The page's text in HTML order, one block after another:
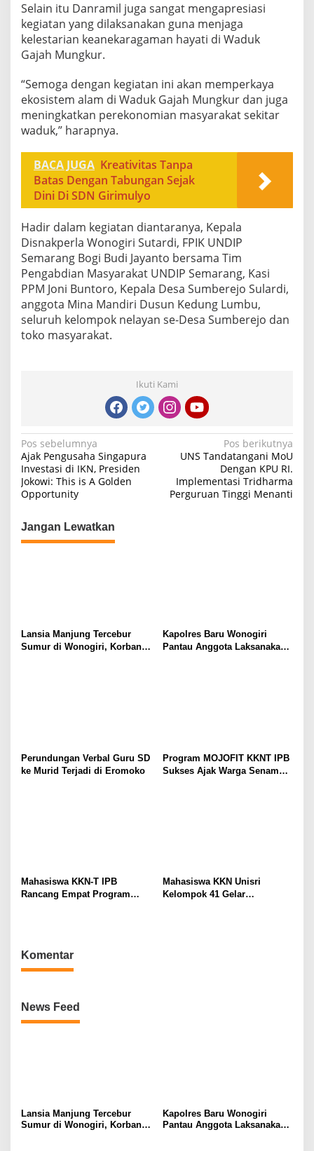
Selain itu Danramil juga sangat mengapresiasi
kegiatan yang dilaksanakan guna menjaga
kelestarian keanekaragaman hayati di Waduk
Gajah Mungkur.
“Semoga dengan kegiatan ini akan memperkaya
ekosistem alam di Waduk Gajah Mungkur dan juga
meningkatkan perekonomian masyarakat sekitar
waduk,” harapnya.
BACA JUGA Kreativitas Tanpa
Batas Dengan Tabungan Sejak
Dini Di SDN Girimulyo
Hadir dalam kegiatan diantaranya, Kepala
Disnakperla Wonogiri Sutardi, FPIK UNDIP
Semarang Bogi Budi Jayanto bersama Tim
Pengabdian Masyarakat UNDIP Semarang, Kasi
PPM Joni Buntoro, Kepala Desa Sumberejo Sulardi,
anggota Mina Mandiri Dusun Kedung Lumbu,
seluruh kelompok nelayan se-Desa Sumberejo dan
toko masyarakat.
Ikuti Kami
Navigasi
pos
Pos sebelumnya
Ajak Pengusaha Singapura
Investasi di IKN, Presiden
Jokowi: This is A Golden
Opportunity
Pos berikutnya
UNS Tandatangani MoU
Dengan KPU RI.
Implementasi Tridharma
Perguruan Tinggi Menanti
Jangan Lewatkan
Lansia Manjung Tercebur
Sumur di Wonogiri, Korban
Kapolres Baru Wonogiri
Pantau Anggota Laksanakan
Perundungan Verbal Guru SD
ke Murid Terjadi di Eromoko
Program MOJOFIT KKNT IPB
Sukses Ajak Warga Senam
Mahasiswa KKN-T IPB
Rancang Empat Program
Tremes
Mahasiswa KKN Unisri
Kelompok 41 Gelar
Komentar
News Feed
Lansia Manjung Tercebur
Sumur di Wonogiri, Korban
Kapolres Baru Wonogiri
Pantau Anggota Laksanakan